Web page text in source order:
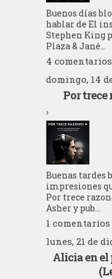
Buenos días
hablar de El
Stephen King
Plaza & Jané...
4 comentarios
domingo, 14
Por trece
›
Buenas tardes
impresiones
Por trece
Asher y pub...
1 comentarios
lunes, 21 de
Alicia en el